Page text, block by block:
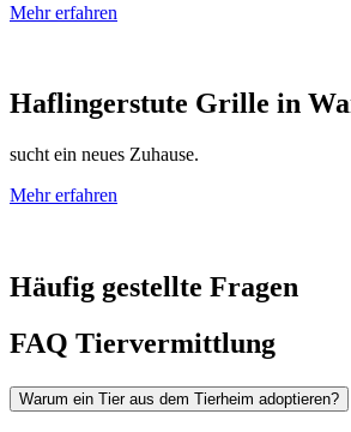
Mehr erfahren
Haflingerstute Grille in
sucht ein neues Zuhause.
Mehr erfahren
Häufig gestellte Fragen
FAQ Tiervermittlung
Warum ein Tier aus dem Tierheim adoptieren?